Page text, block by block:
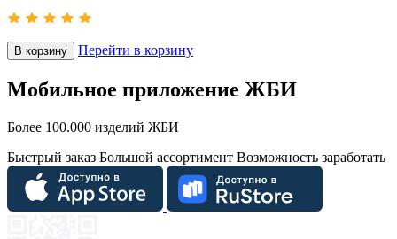
В корзину Перейти в корзину
Мобильное приложение ЖБИ
Более 100.000 изделий ЖБИ
Быстрый заказ Большой ассортимент Возможность заработать